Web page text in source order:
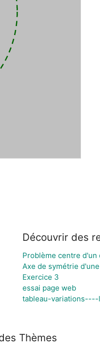
Découvrir des
Problème centre d'un
Axe de symétrie
Exercice 3
essai page web
tableau-
Thèmes